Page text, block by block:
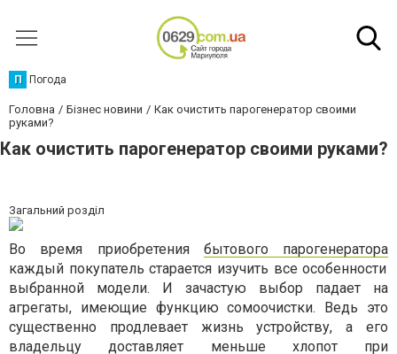
П Погода
Головна Бізнес новини
Как очистить парогенератор своими
руками?
Как очистить парогенератор своими руками?
Загальний розділ
Во время приобретения бытового парогенератора
каждый покупатель старается изучить все особенности
выбранной модели. И зачастую выбор падает на
агрегаты, имеющие функцию сомоочистки. Ведь это
существенно продлевает жизнь устройству, а его
владельцу доставляет меньше хлопот при